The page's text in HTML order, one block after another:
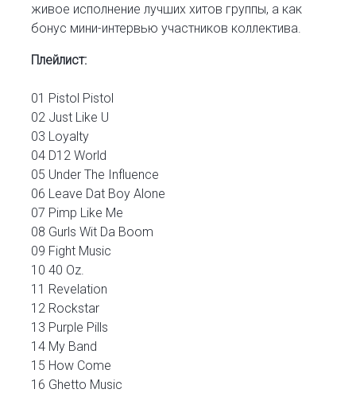
живое исполнение лучших хитов группы, а как
бонус мини-интервью участников коллектива.
Плейлист:
01 Pistol Pistol
02 Just Like U
03 Loyalty
04 D12 World
05 Under The Influence
06 Leave Dat Boy Alone
07 Pimp Like Me
08 Gurls Wit Da Boom
09 Fight Music
10 40 Oz.
11 Revelation
12 Rockstar
13 Purple Pills
14 My Band
15 How Come
16 Ghetto Music